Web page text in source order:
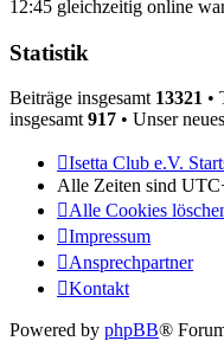
12:45 gleichzeitig online
Statistik
Beiträge insgesamt 13321 •
insgesamt 917 • Unser
Isetta Club e.V.
Alle Zeiten sind
Alle Cookies
Impressum
Ansprechpartner
Kontakt
Powered by phpBB®